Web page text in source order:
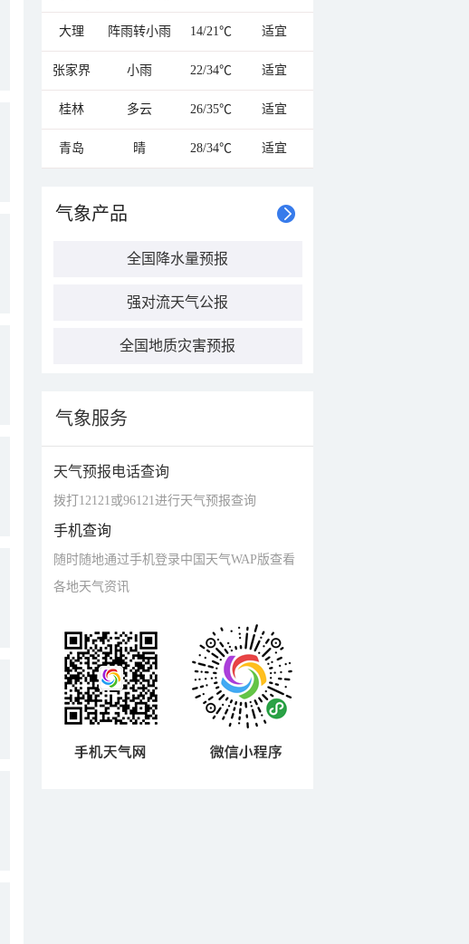
大理 阵雨转小雨 14/21℃ 适宜
张家界 小雨 22/34℃ 适宜
桂林 多云 26/35℃ 适宜
青岛 晴 28/34℃ 适宜
气象产品
全国降水量预报
强对流天气公报
全国地质灾害预报
气象服务
天气预报电话查询
拨打12121或96121进行天气预报查询
手机查询
随时随地通过手机登录中国天气WAP版查看
各地天气资讯